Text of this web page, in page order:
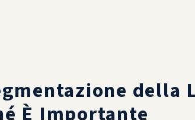
della
È Importante